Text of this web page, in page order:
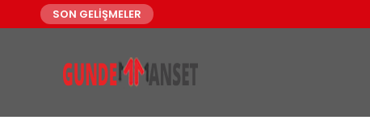
SON GELİŞMELER